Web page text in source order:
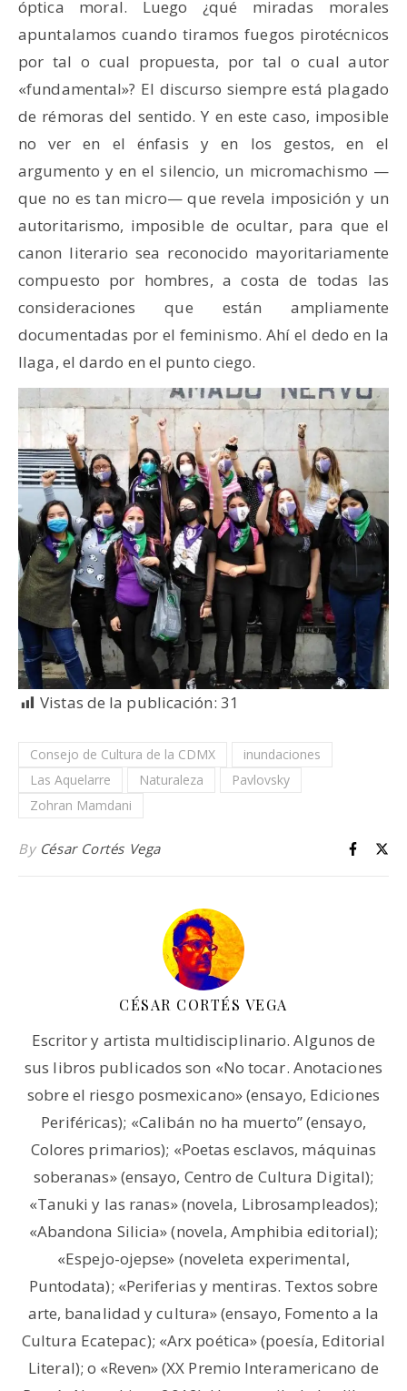
óptica moral. Luego ¿qué miradas morales
apuntalamos cuando tiramos fuegos pirotécnicos
por tal o cual propuesta, por tal o cual autor
«fundamental»? El discurso siempre está plagado
de rémoras del sentido. Y en este caso, imposible
no ver en el énfasis y en los gestos, en el
argumento y en el silencio, un micromachismo —
que no es tan micro— que revela imposición y un
autoritarismo, imposible de ocultar, para que el
canon literario sea reconocido mayoritariamente
compuesto por hombres, a costa de todas las
consideraciones que están ampliamente
documentadas por el feminismo. Ahí el dedo en la
llaga, el dardo en el punto ciego.
Vistas de la publicación: 31
Consejo de Cultura de la CDMX
inundaciones
Las Aquelarre
Naturaleza
Pavlovsky
Zohran Mamdani
By César Cortés Vega
CÉSAR CORTÉS VEGA
Escritor y artista multidisciplinario. Algunos de
sus libros publicados son «No tocar. Anotaciones
sobre el riesgo posmexicano» (ensayo, Ediciones
Periféricas); «Calibán no ha muerto” (ensayo,
Colores primarios); «Poetas esclavos, máquinas
soberanas» (ensayo, Centro de Cultura Digital);
«Tanuki y las ranas» (novela, Librosampleados);
«Abandona Silicia» (novela, Amphibia editorial);
«Espejo-ojepse» (noveleta experimental,
Puntodata); «Periferias y mentiras. Textos sobre
arte, banalidad y cultura» (ensayo, Fomento a la
Cultura Ecatepac); «Arx poética» (poesía, Editorial
Literal); o «Reven» (XX Premio Interamericano de